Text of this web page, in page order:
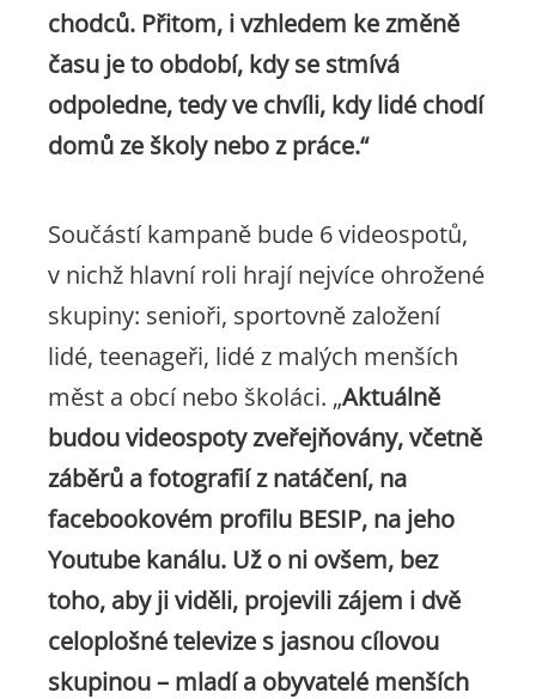
chodců. Přitom, i vzhledem ke změně
času je to období, kdy se stmívá
odpoledne, tedy ve chvíli, kdy lidé chodí
domů ze školy nebo z práce.“
Součástí kampaně bude 6 videospotů,
v nichž hlavní roli hrají nejvíce ohrožené
skupiny: senioři, sportovně založení
lidé, teenageři, lidé z malých menších
měst a obcí nebo školáci. „Aktuálně
budou videospoty zveřejňovány, včetně
záběrů a fotografií z natáčení, na
facebookovém profilu BESIP, na jeho
Youtube kanálu. Už o ni ovšem, bez
toho, aby ji viděli, projevili zájem i dvě
celoplošné televize s jasnou cílovou
skupinou – mladí a obyvatelé menších